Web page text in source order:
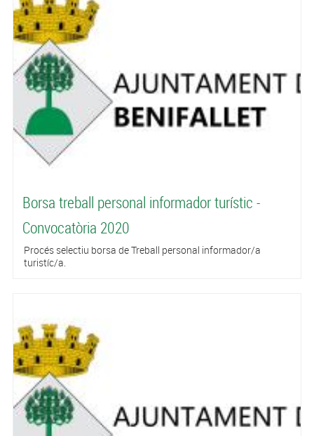
Borsa treball personal informador turístic -
Convocatòria 2020
Procés selectiu borsa de Treball personal informador/a
turistíc/a.